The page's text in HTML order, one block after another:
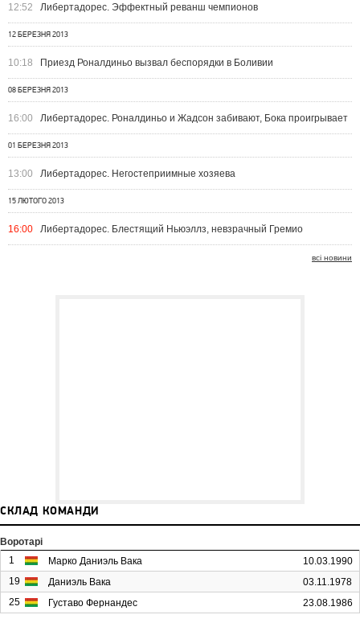
12:52 Либертадорес. Эффектный реванш чемпионов
12 БЕРЕЗНЯ 2013
10:18 Приезд Роналдиньо вызвал беспорядки в Боливии
08 БЕРЕЗНЯ 2013
16:00 Либертадорес. Роналдиньо и Жадсон забивают, Бока проигрывает
01 БЕРЕЗНЯ 2013
13:00 Либертадорес. Негостеприимные хозяева
15 ЛЮТОГО 2013
16:00 Либертадорес. Блестящий Ньюэллз, невзрачный Гремио
всі новини
СКЛАД КОМАНДИ
Воротарі
1
Марко Даниэль Вака
10.03.1990
19
Даниэль Вака
03.11.1978
25
Густаво Фернандес 23.08.1986